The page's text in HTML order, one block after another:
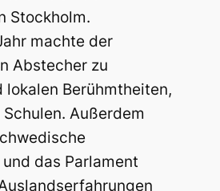
Stockholm.
machte der
Abstecher zu
lokalen Berühmtheiten,
Außerdem
das Parlament